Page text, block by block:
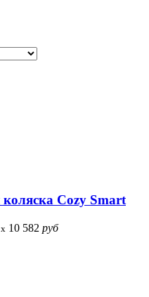
Cozy Smart
x 10 582 руб